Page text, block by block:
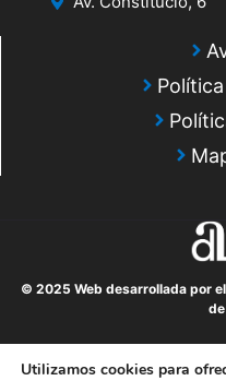
© 2025 Web desarrollada por
Utilizamos cookies para